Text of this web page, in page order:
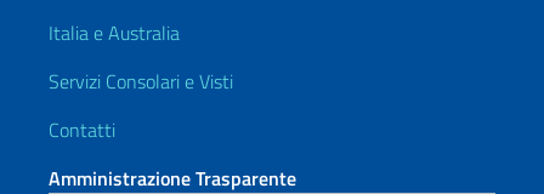
Italia e Australia
Servizi Consolari e Visti
Contatti
Amministrazione Trasparente